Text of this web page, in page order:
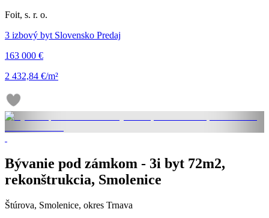
Foit, s. r. o.
3 izbový byt Slovensko Predaj
163 000 €
2 432,84 €/m²
Bývanie pod zámkom - 3i byt 72m2,
rekonštrukcia, Smolenice
Štúrova, Smolenice, okres Trnava